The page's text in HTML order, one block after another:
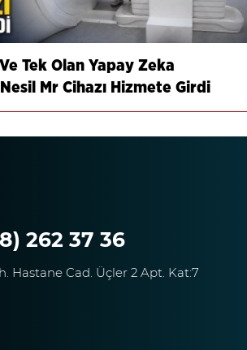
Tek Olan Yapay Zeka
Mr Cihazı Hizmete Girdi
262 37 36
Hastane Cad. Üçler 2 Apt. Kat:7